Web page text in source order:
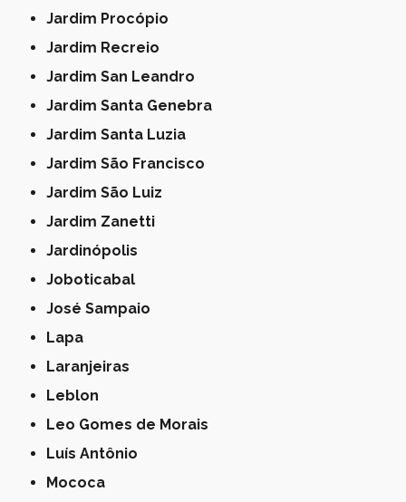
Jardim Procópio
Jardim Recreio
Jardim San Leandro
Jardim Santa Genebra
Jardim Santa Luzia
Jardim São Francisco
Jardim São Luiz
Jardim Zanetti
Jardinópolis
Joboticabal
José Sampaio
Lapa
Laranjeiras
Leblon
Leo Gomes de Morais
Luís Antônio
Mococa